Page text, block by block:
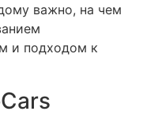
важно, на чем
и подходом к